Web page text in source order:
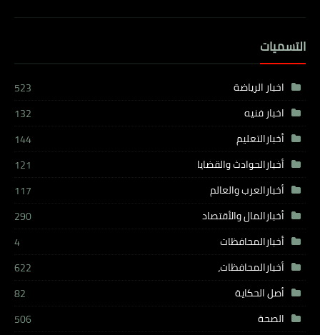
التسميات
اخبار الرياضة
523
اخبار فنيه
132
أخبارالتعليم
144
أخبارالحوادث والقضايا
121
أخبارالعرب والعالم
117
أخبارالمال والأقتصاد
290
أخبارالمحافظات
4
أخبارالمحافظات،
622
أصل الحكاية
82
الصحة
506